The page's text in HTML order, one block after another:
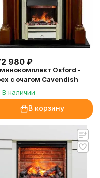
980₽
Oxford -
с очагом Cavendish
В наличии
В корзину